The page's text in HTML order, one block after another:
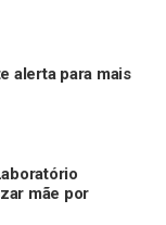
alerta para mais
mãe por